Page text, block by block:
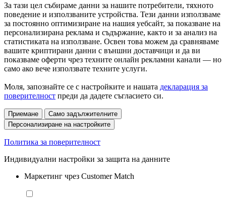
За тази цел събираме данни за нашите потребители, тяхното
поведение и използваните устройства. Тези данни използваме
за постоянно оптимизиране на нашия уебсайт, за показване на
персонализирана реклама и съдържание, както и за анализ на
статистиката на използване. Освен това можем да сравняваме
вашите криптирани данни с външни доставчици и да ви
показваме оферти чрез техните онлайн рекламни канали — но
само ако вече използвате техните услуги.
Моля, запознайте се с настройките и нашата декларация за
поверителност преди да дадете съгласието си.
Приемане
Само задължителните
Персонализиране на настройките
Политика за поверителност
Индивидуални настройки за защита на данните
Маркетинг чрез Customer Match